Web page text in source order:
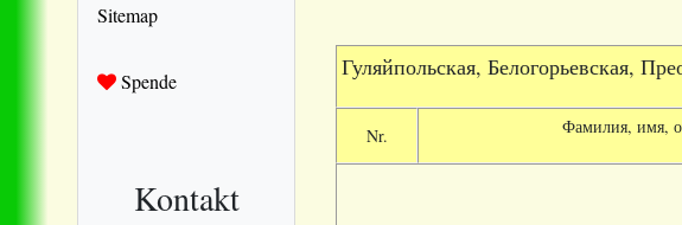
Sitemap
Spende
Kontakt
Гуляйпольская, Белогорьевская,
Nr. Фамилия, имя,